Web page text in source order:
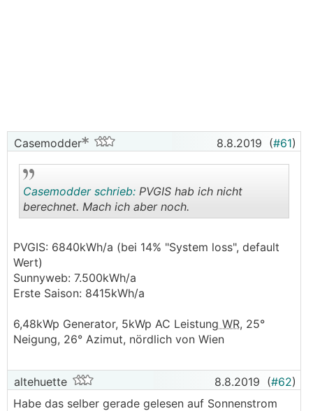
Casemodder 8.8.2019 (#61)
..
Casemodder schrieb: PVGIS hab ich nicht
berechnet. Mach ich aber noch.
PVGIS: 6840kWh/a (bei 14% "System loss", default
Wert)
Sunnyweb: 7.500kWh/a
Erste Saison: 8415kWh/a
6,48kWp Generator, 5kWp AC Leistung WR, 25°
Neigung, 26° Azimut, nördlich von Wien
altehuette 8.8.2019 (#62)
Habe das selber gerade gelesen auf Sonnenstrom